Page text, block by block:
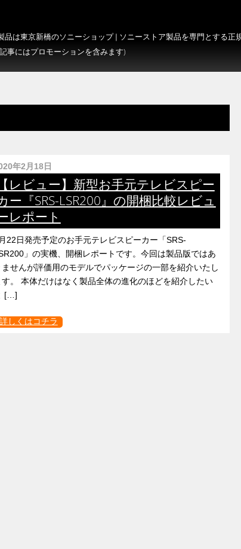
品は東京新橋のソニーショップ | ソニーストア製品を専門とする
事にはプロモーションを含みます)
年2月18日
【レビュー】新型お手元テレビスピー
ー『SRS-LSR200』の開梱比較レビュ
レポート
22日発売予定のお手元テレビスピーカー「SRS-
」の実機、開梱レポートです。今回は製品版ではあ
ませんが評価用のモデルでパッケージの一部を紹介いたし
す。 本体だけはなく製品全体の進化のほどを紹介したい
[…]
詳しくはコチラ